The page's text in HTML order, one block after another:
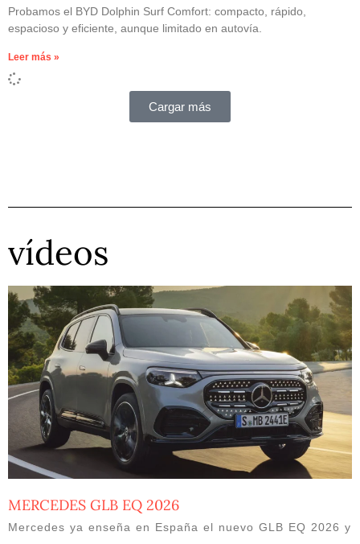
Probamos el BYD Dolphin Surf Comfort: compacto, rápido,
espacioso y eficiente, aunque limitado en autovía.
Leer más »
Cargar más
vídeos
MERCEDES GLB EQ 2026
Mercedes ya enseña en España el nuevo GLB EQ 2026 y